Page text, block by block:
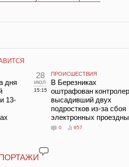
дня
13-
28
июл
15:15
ПРОИСШЕСТВИЯ
В Березниках
оштрафован
высадивший двух
подростков из-за сбоя
электронных
0 957